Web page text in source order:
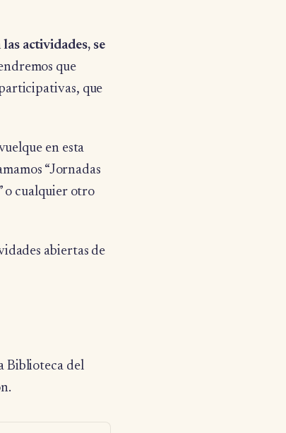
actividades, se
que
que
en esta
“Jornadas
o cualquier otro
abiertas de
Biblioteca del